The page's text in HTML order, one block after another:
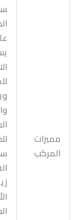
مميزات
المركب